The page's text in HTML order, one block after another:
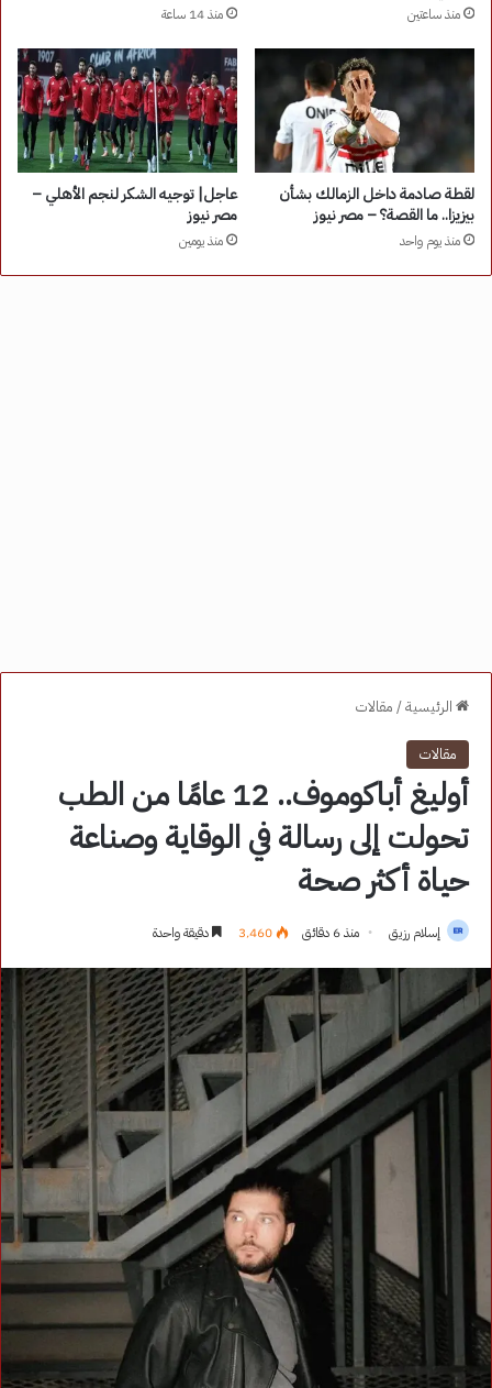
منذ ساعتين منذ 14 ساعة
لقطة صادمة داخل الزمالك بشأن
بيزيزا.. ما القصة؟ – مصر نيوز
منذ يوم واحد
عاجل| توجيه الشكر لنجم الأهلي –
مصر نيوز
منذ يومين